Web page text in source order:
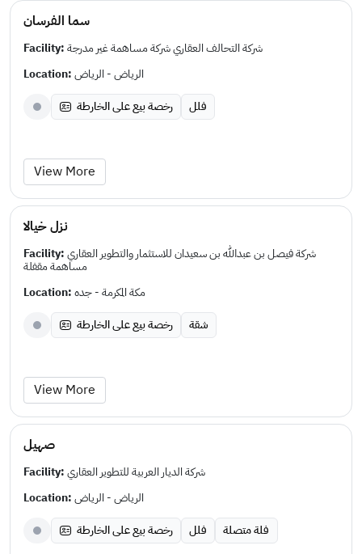
سما الفرسان
Facility:شركة التحالف العقاري شركة مساهمة غير مدرجة
Location:الرياض - الرياض
رخصة بيع على الخارطة
فلل
View More
نزل خيالا
Facility:شركة فيصل بن عبدالله بن سعيدان للاستثمار والتطوير العقاري
مساهمة مقفلة
Location:مكة المكرمة - جده
رخصة بيع على الخارطة
شقة
View More
صهيل
Facility:شركة الديار العربية للتطوير العقاري
Location:الرياض - الرياض
رخصة بيع على الخارطة
فلل فلة متصلة